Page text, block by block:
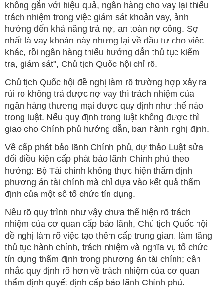
không gắn với hiệu quả, ngân hàng cho vay lại thiếu
trách nhiệm trong việc giám sát khoản vay, ảnh
hưởng đến khả năng trả nợ, an toàn nợ công. Sợ
nhất là vay khoản này nhưng lại về đầu tư cho việc
khác, rồi ngân hàng thiếu hướng dẫn thủ tục kiểm
tra, giám sát", Chủ tịch Quốc hội chỉ rõ.
Chủ tịch Quốc hội đề nghị làm rõ trường hợp xảy ra
rủi ro không trả được nợ vay thì trách nhiệm của
ngân hàng thương mại được quy định như thế nào
trong luật. Nếu quy định trong luật không được thì
giao cho Chính phủ hướng dẫn, ban hành nghị định.
Về cấp phát bảo lãnh Chính phủ, dự thảo Luật sửa
đổi điều kiện cấp phát bảo lãnh Chính phủ theo
hướng: Bộ Tài chính không thực hiện thẩm định
phương án tài chính mà chỉ dựa vào kết quả thẩm
định của một số tổ chức tín dụng.
Nêu rõ quy trình như vậy chưa thể hiện rõ trách
nhiệm của cơ quan cấp bảo lãnh, Chủ tịch Quốc hội
đề nghị làm rõ việc tạo thêm cấp trung gian, làm tăng
thủ tục hành chính, trách nhiệm và nghĩa vụ tổ chức
tín dụng thẩm định trong phương án tài chính; cân
nhắc quy định rõ hơn về trách nhiệm của cơ quan
thẩm định quyết định cấp bảo lãnh Chính phủ.